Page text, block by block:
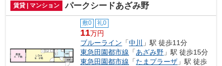
賃貸 | マンション パークシードあざみ野
敷0 礼0
11万円
ブルーライン 「中川
」駅 徒歩11分
東急田園都市線 「あざみ野 」駅 徒歩15分
東急田園都市線 「たまプラーザ 」駅 徒歩